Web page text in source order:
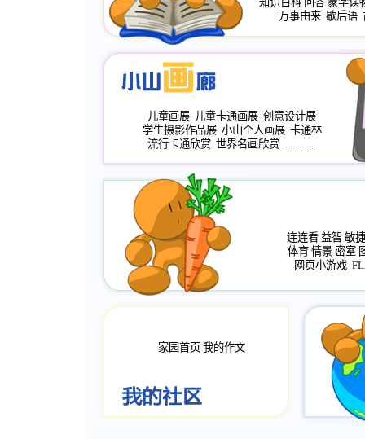
万事由来 歇后语
儿童画展 儿童卡通画展 创意设计展
学生摄影作品展 小山个人画展 卡通林
流行卡通欣赏 世界名画欣赏 ………
连连看 益智 敏捷
体育 情景 密室
网页小游戏
家园首页 我的作文